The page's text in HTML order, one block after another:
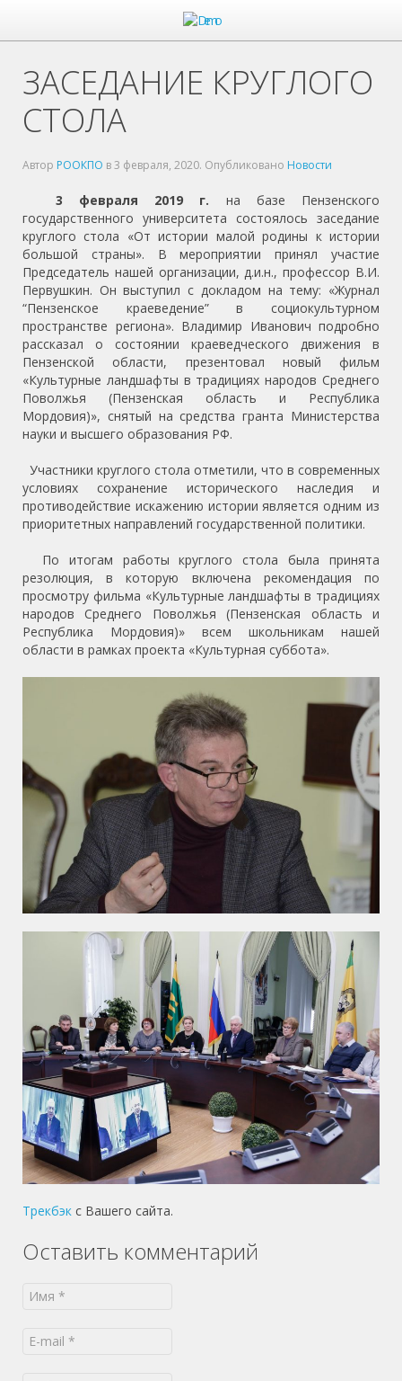
ЗАСЕДАНИЕ КРУГЛОГО
СТОЛА
Автор РООКПО в3 февраля, 2020. Опубликовано Новости
3 февраля 2019 г. на базе Пензенского
государственного университета состоялось заседание
круглого стола «От истории малой родины к истории
большой страны». В мероприятии принял участие
Председатель нашей организации, д.и.н., профессор В.И.
Первушкин. Он выступил с докладом на тему: «Журнал
“Пензенское краеведение” в социокультурном
пространстве региона». Владимир Иванович подробно
рассказал о состоянии краеведческого движения в
Пензенской области, презентовал новый фильм
«Культурные ландшафты в традициях народов Среднего
Поволжья (Пензенская область и Республика
Мордовия)», снятый на средства гранта Министерства
науки и высшего образования РФ.
Участники круглого стола отметили, что в современных
условиях сохранение исторического наследия и
противодействие искажению истории является одним из
приоритетных направлений государственной политики.
По итогам работы круглого стола была принята
резолюция, в которую включена рекомендация по
просмотру фильма «Культурные ландшафты в традициях
народов Среднего Поволжья (Пензенская область и
Республика Мордовия)» всем школьникам нашей
области в рамках проекта «Культурная суббота».
Трекбэк с Вашего сайта.
Оставить комментарий